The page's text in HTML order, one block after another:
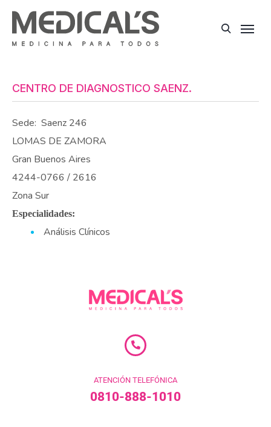
CENTRO DE DIAGNOSTICO SAENZ.
Sede: Saenz 246
LOMAS DE ZAMORA
Gran Buenos Aires
4244-0766 / 2616
Zona Sur
Especialidades:
Análisis Clínicos
ATENCIÓN TELEFÓNICA
0810-888-1010